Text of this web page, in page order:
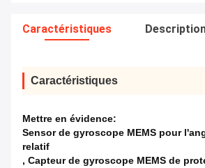
Caractéristiques
Caractéristiques
Mettre en évidence:
Sensor de gyroscope MEMS pour
relatif
, Capteur de gyroscope MEMS de